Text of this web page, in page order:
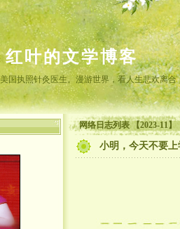
红叶的文学博客
国执照针灸医生。漫游世界，看人生悲欢离
网络日志列表 【2023-11】
小明，今天不要